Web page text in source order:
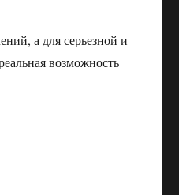
а для серьезной и
возможность